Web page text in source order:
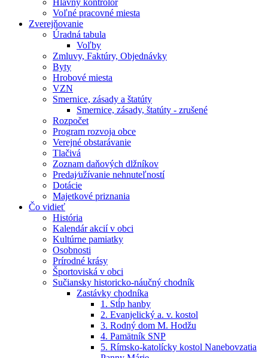
Hlavný kontrolór
Voľné pracovné miesta
Zverejňovanie
Úradná tabula
Voľby
Zmluvy, Faktúry, Objednávky
Byty
Hrobové miesta
VZN
Smernice, zásady a štatúty
Smernice, zásady, štatúty - zrušené
Rozpočet
Program rozvoja obce
Verejné obstarávanie
Tlačivá
Zoznam daňových dlžníkov
Predaj⁄užívanie nehnuteľností
Dotácie
Majetkové priznania
Čo vidieť
História
Kalendár akcií v obci
Kultúrne pamiatky
Osobnosti
Prírodné krásy
Športoviská v obci
Sučiansky historicko-náučný chodník
Zastávky chodníka
1. Stĺp hanby
2. Evanjelický a. v. kostol
3. Rodný dom M. Hodžu
4. Pamätník SNP
5. Rímsko-katolícky kostol Nanebovzatia